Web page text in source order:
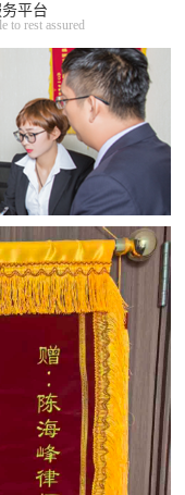
平台
to rest assured